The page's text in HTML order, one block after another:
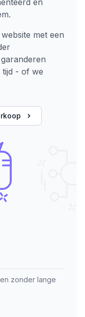
met een
tijd - of we
zonder lange